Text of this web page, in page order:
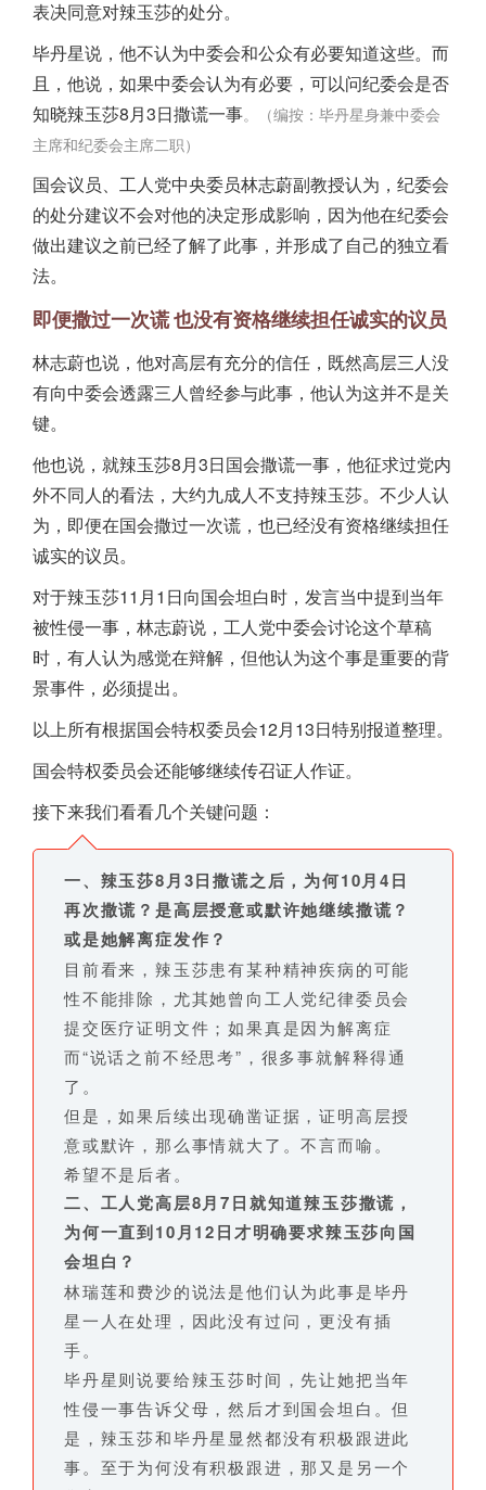
表决同意对辣玉莎的处分。
毕丹星说，他不认为中委会和公众有必要知道这些。而
且，他说，如果中委会认为有必要，可以问纪委会是否
知晓辣玉莎8月3日撒谎一事。（编按：毕丹星身兼中委会
主席和纪委会主席二职）
国会议员、工人党中央委员林志蔚副教授认为，纪委会
的处分建议不会对他的决定形成影响，因为他在纪委会
做出建议之前已经了解了此事，并形成了自己的独立看
法。
即便撒过一次谎也没有资格继续担任诚实的议员
林志蔚也说，他对高层有充分的信任，既然高层三人没
有向中委会透露三人曾经参与此事，他认为这并不是关
键。
他也说，就辣玉莎8月3日国会撒谎一事，他征求过党内
外不同人的看法，大约九成人不支持辣玉莎。不少人认
为，即便在国会撒过一次谎，也已经没有资格继续担任
诚实的议员。
对于辣玉莎11月1日向国会坦白时，发言当中提到当年
被性侵一事，林志蔚说，工人党中委会讨论这个草稿
时，有人认为感觉在辩解，但他认为这个事是重要的背
景事件，必须提出。
以上所有根据国会特权委员会12月13日特别报道整理。
国会特权委员会还能够继续传召证人作证。
接下来我们看看几个关键问题：
一、辣玉莎8月3日撒谎之后，为何10月4日
再次撒谎？是高层授意或默许她继续撒谎？
或是她解离症发作？
目前看来，辣玉莎患有某种精神疾病的可能
性不能排除，尤其她曾向工人党纪律委员会
提交医疗证明文件；如果真是因为解离症
而“说话之前不经思考”，很多事就解释得通
了。
但是，如果后续出现确凿证据，证明高层授
意或默许，那么事情就大了。不言而喻。
希望不是后者。
二、工人党高层8月7日就知道辣玉莎撒谎，
为何一直到10月12日才明确要求辣玉莎向国
会坦白？
林瑞莲和费沙的说法是他们认为此事是毕丹
星一人在处理，因此没有过问，更没有插
手。
毕丹星则说要给辣玉莎时间，先让她把当年
性侵一事告诉父母，然后才到国会坦白。但
是，辣玉莎和毕丹星显然都没有积极跟进此
事。至于为何没有积极跟进，那又是另一个